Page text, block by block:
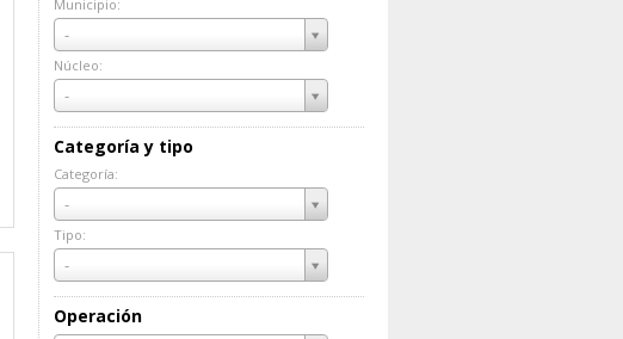
Municipio:
-
Municipio:
Núcleo:
-
Núcleo:
Categoría y tipo
Categoría:
-
Categoría:
Tipo:
-
Tipo:
Operación